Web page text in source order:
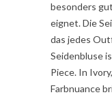
besonders
eignet. Die
das jedes
Seidenbluse
Piece. In
Farbnuance